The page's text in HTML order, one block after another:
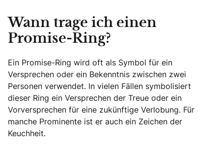
Wann trage ich einen
Promise-Ring?
Ein Promise-Ring wird oft als Symbol für ein
Versprechen oder ein Bekenntnis zwischen zwei
Personen verwendet. In vielen Fällen symbolisiert
dieser Ring ein Versprechen der Treue oder ein
Vorversprechen für eine zukünftige Verlobung. Für
manche Prominente ist er auch ein Zeichen der
Keuchheit.